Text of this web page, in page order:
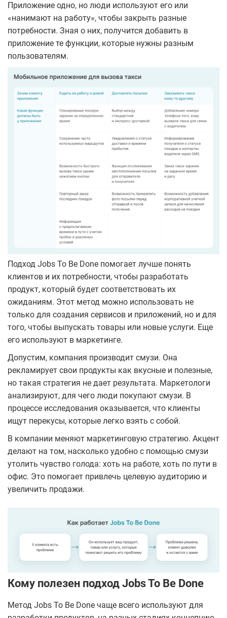
Приложение одно, но люди используют его или
«нанимают на работу», чтобы закрыть разные
потребности. Зная о них, получится добавить в
приложение те функции, которые нужны разным
пользователям.
Подход Jobs To Be Done помогает лучше понять
клиентов и их потребности, чтобы разработать
продукт, который будет соответствовать их
ожиданиям. Этот метод можно использовать не
только для создания сервисов и приложений, но и для
того, чтобы выпускать товары или новые услуги. Еще
его используют в маркетинге.
Допустим, компания производит смузи. Она
рекламирует свои продукты как вкусные и полезные,
но такая стратегия не дает результата. Маркетологи
анализируют, для чего люди покупают смузи. В
процессе исследования оказывается, что клиенты
ищут перекусы, которые легко взять с собой.
В компании меняют маркетинговую стратегию. Акцент
делают на том, насколько удобно с помощью смузи
утолить чувство голода: хоть на работе, хоть по пути в
офис. Это помогает привлечь целевую аудиторию и
увеличить продажи.
Кому полезен подход Jobs To Be Done
Метод Jobs To Be Done чаще всего используют для